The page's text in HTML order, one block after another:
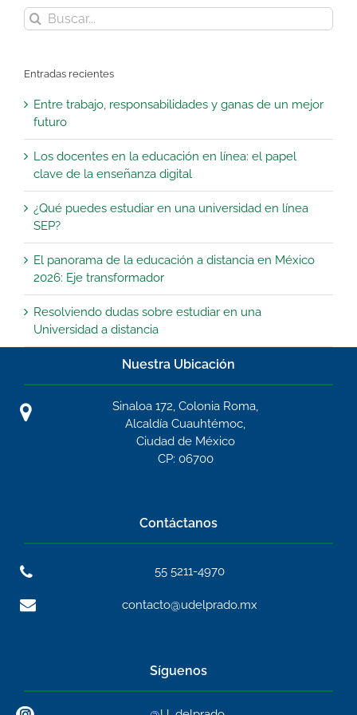
Buscar:
Entradas recientes
Entre trabajo, responsabilidades y ganas de un mejor
futuro
Los docentes en la educación en línea: el papel
clave de la enseñanza digital
¿Qué puedes estudiar en una universidad en línea
SEP?
El panorama de la educación a distancia en México
2026: Eje transformador
Resolviendo dudas sobre estudiar en una
Universidad a distancia
Nuestra Ubicación
Sinaloa 172, Colonia Roma,
Alcaldía Cuauhtémoc,
Ciudad de México
CP: 06700
Contáctanos
55 5211-4970
contacto@udelprado.mx
Síguenos